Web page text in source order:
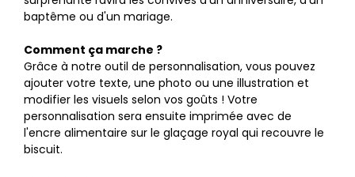
baptême ou d'un mariage.
Comment ça marche ?
Grâce à notre outil de personnalisation, vous pouvez
ajouter votre texte, une photo ou une illustration et
modifier les visuels selon vos goûts ! Votre
personnalisation sera ensuite imprimée avec de
l'encre alimentaire sur le glaçage royal qui recouvre le
biscuit.